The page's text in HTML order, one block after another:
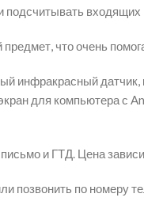
подсчитывать
что очень
датчик,
для компьютера с
и ГТД. Цена
позвонить по номеру